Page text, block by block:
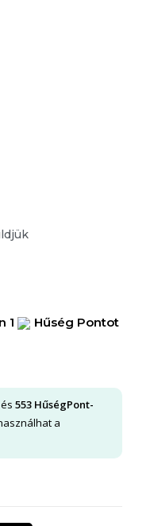
1
Hűség Pontot
553 HűségPont-
a